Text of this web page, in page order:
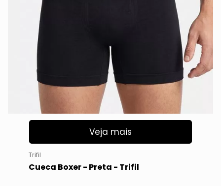
Veja mais
Trifil
Cueca Boxer - Preta - Trifil